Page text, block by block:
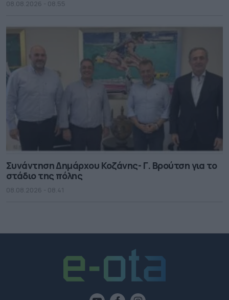
08.08.2026 - 08.55
Συνάντηση Δημάρχου Κοζάνης- Γ. Βρούτση για το
στάδιο της πόλης
08.08.2026 - 08.41